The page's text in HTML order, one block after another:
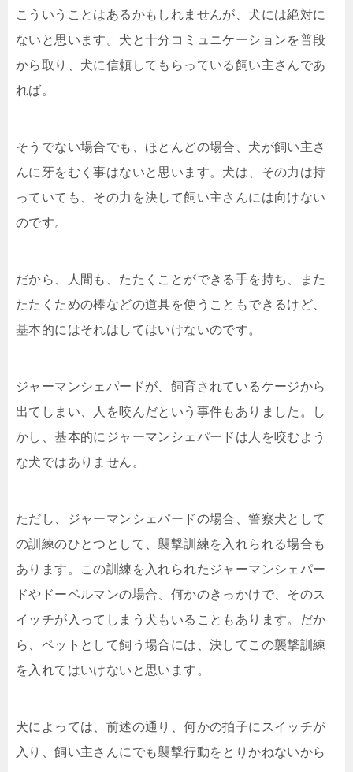
こういうことはあるかもしれませんが、犬には絶対に
ないと思います。犬と十分コミュニケーションを普段
から取り、犬に信頼してもらっている飼い主さんであ
れば。
そうでない場合でも、ほとんどの場合、犬が飼い主さ
んに牙をむく事はないと思います。犬は、その力は持
っていても、その力を決して飼い主さんには向けない
のです。
だから、人間も、たたくことができる手を持ち、また
たたくための棒などの道具を使うこともできるけど、
基本的にはそれはしてはいけないのです。
ジャーマンシェパードが、飼育されているケージから
出てしまい、人を咬んだという事件もありました。し
かし、基本的にジャーマンシェパードは人を咬むよう
な犬ではありません。
ただし、ジャーマンシェパードの場合、警察犬として
の訓練のひとつとして、襲撃訓練を入れられる場合も
あります。この訓練を入れられたジャーマンシェパー
ドやドーベルマンの場合、何かのきっかけで、そのス
イッチが入ってしまう犬もいることもあります。だか
ら、ペットとして飼う場合には、決してこの襲撃訓練
を入れてはいけないと思います。
犬によっては、前述の通り、何かの拍子にスイッチが
入り、飼い主さんにでも襲撃行動をとりかねないから